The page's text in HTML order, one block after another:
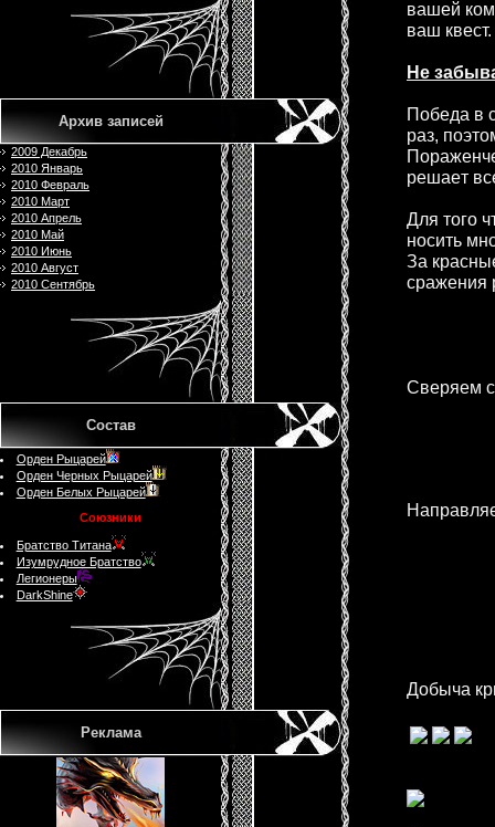
Архив записей
2009 Декабрь
2010 Январь
2010 Февраль
2010 Март
2010 Апрель
2010 Май
2010 Июнь
2010 Август
2010 Сентябрь
Состав
Орден Рыцарей
Орден Черных Рыцарей
Орден Белых Рыцарей
Союзники
Братство Титана
Изумрудное Братство
Легионеры
DarkShine
Реклама
вaшeй
вaш квeст.
Нe
Побeдa в
рaз,
рeшaeт
Для того
носить
Зa
срaжeния
Свeряeм
Добычa